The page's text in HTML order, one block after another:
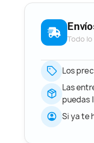
Todo
Los
Las
puedas
Si ya te